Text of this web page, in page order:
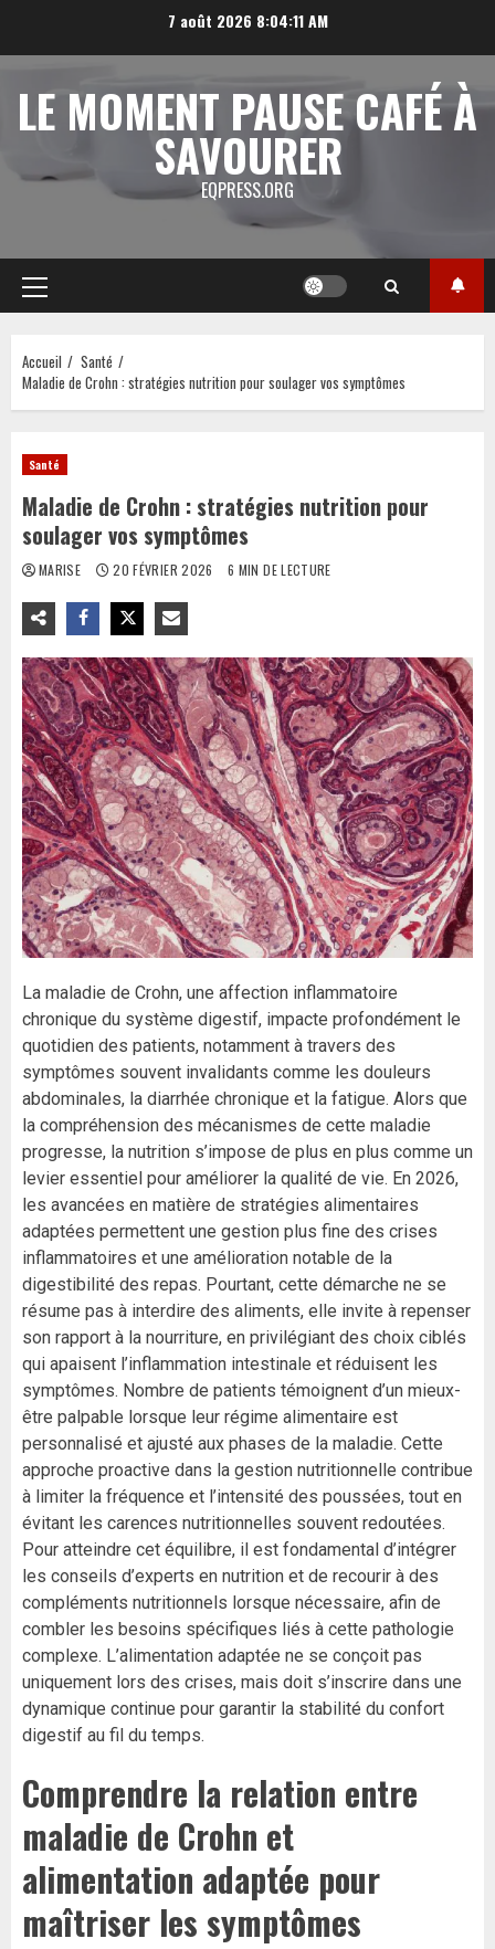
7 août 2026 8:04:12 AM
LE MOMENT PAUSE CAFÉ À
SAVOURER
EQPRESS.ORG
Menu
principal
Accueil
Santé
Maladie de Crohn : stratégies nutrition pour soulager vos symptômes
Santé
Maladie de Crohn : stratégies nutrition pour
soulager vos symptômes
MARISE 20 FÉVRIER 2026 6 MIN DE LECTURE
La maladie de Crohn, une affection inflammatoire
chronique du système digestif, impacte profondément le
quotidien des patients, notamment à travers des
symptômes souvent invalidants comme les douleurs
abdominales, la diarrhée chronique et la fatigue. Alors que
la compréhension des mécanismes de cette maladie
progresse, la nutrition s’impose de plus en plus comme un
levier essentiel pour améliorer la qualité de vie. En 2026,
les avancées en matière de stratégies alimentaires
adaptées permettent une gestion plus fine des crises
inflammatoires et une amélioration notable de la
digestibilité des repas. Pourtant, cette démarche ne se
résume pas à interdire des aliments, elle invite à repenser
son rapport à la nourriture, en privilégiant des choix ciblés
qui apaisent l’inflammation intestinale et réduisent les
symptômes. Nombre de patients témoignent d’un mieux-
être palpable lorsque leur régime alimentaire est
personnalisé et ajusté aux phases de la maladie. Cette
approche proactive dans la gestion nutritionnelle contribue
à limiter la fréquence et l’intensité des poussées, tout en
évitant les carences nutritionnelles souvent redoutées.
Pour atteindre cet équilibre, il est fondamental d’intégrer
les conseils d’experts en nutrition et de recourir à des
compléments nutritionnels lorsque nécessaire, afin de
combler les besoins spécifiques liés à cette pathologie
complexe. L’alimentation adaptée ne se conçoit pas
uniquement lors des crises, mais doit s’inscrire dans une
dynamique continue pour garantir la stabilité du confort
digestif au fil du temps.
Comprendre la relation entre
maladie de Crohn et
alimentation adaptée pour
maîtriser les symptômes